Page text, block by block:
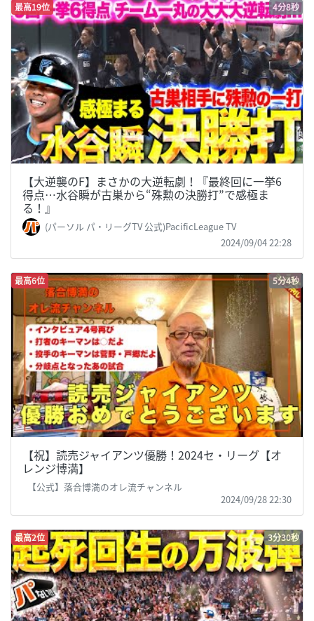
最高19位 4分8秒
【大逆襲のF】まさかの大逆転劇！『最終回に一挙6
得点…水谷瞬が古巣から“殊勲の決勝打”で感極ま
る！』
(パーソル パ・リーグTV 公式)PacificLeague TV
2024/09/04 22:28
最高6位 5分4秒
【祝】読売ジャイアンツ優勝！2024セ・リーグ【オ
レンジ博満】
【公式】落合博満のオレ流チャンネル
2024/09/28 22:30
最高2位 3分30秒